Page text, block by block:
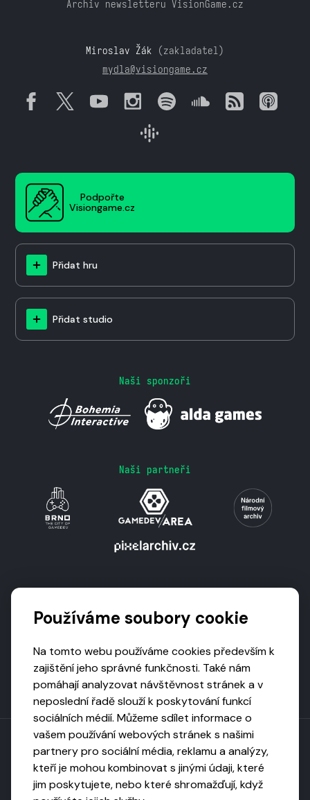
Archiv newsletteru VisionGame.cz
Miroslav Žák (zakladatel)
mydla@visiongame.cz
Podpořte
Visiongame.cz
Přidat hru
Přidat studio
Naši sponzoři
Naši partneři
Toto dílo podléhá licenci CC BY-NC-ND
Uveďte původ, neužívejte komerčně, nezpracovávejte.
Používáme soubory cookie
Na tomto webu používáme cookies především k
zajištění jeho správné funkčnosti. Také nám
pomáhají analyzovat návštěvnost stránek a v
neposlední řadě slouží k poskytování funkcí
sociálních médií. Můžeme sdílet informace o
vašem používání webových stránek s našimi
partnery pro sociální média, reklamu a analýzy,
kteří je mohou kombinovat s jinými údaji, které
jim poskytujete, nebo které shromažďují, když